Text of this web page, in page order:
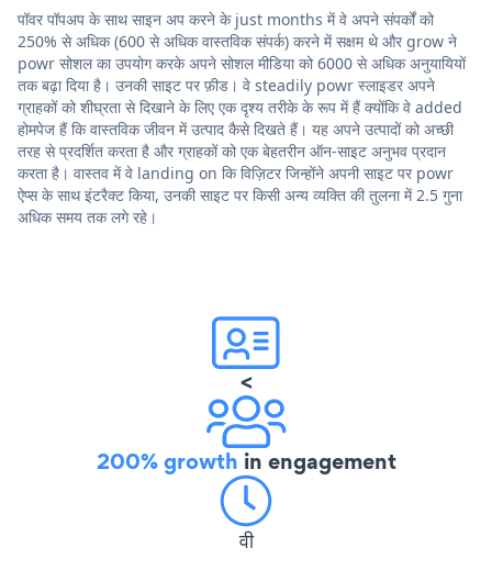
पॉवर पॉपअप के साथ साइन अप करने के just months में वे अपने संपर्कों को
250% से अधिक (600 से अधिक वास्तविक संपर्क) करने में सक्षम थे और grow ने
powr सोशल का उपयोग करके अपने सोशल मीडिया को 6000 से अधिक अनुयायियों
तक बढ़ा दिया है। उनकी साइट पर फ़ीड। वे steadily powr स्लाइडर अपने
ग्राहकों को शीघ्रता से दिखाने के लिए एक दृश्य तरीके के रूप में हैं क्योंकि वे added
होमपेज हैं कि वास्तविक जीवन में उत्पाद कैसे दिखते हैं। यह अपने उत्पादों को अच्छी
तरह से प्रदर्शित करता है और ग्राहकों को एक बेहतरीन ऑन-साइट अनुभव प्रदान
करता है। वास्तव में वे landing on कि विज़िटर जिन्होंने अपनी साइट पर powr
ऐप्स के साथ इंटरैक्ट किया, उनकी साइट पर किसी अन्य व्यक्ति की तुलना में 2.5 गुना
अधिक समय तक लगे रहे।
<
200% growth in engagement
वी